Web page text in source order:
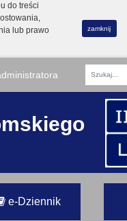
do treści
lub prawo
zamknij
Fraza
e-Dziennik